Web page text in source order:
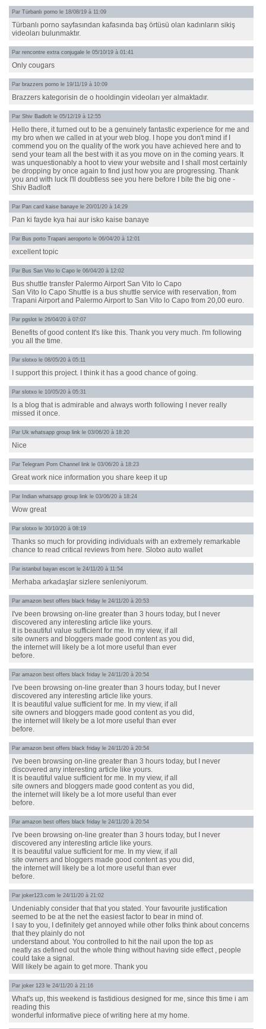
Par Türbanlı porno le 18/08/19 à 11:09
Türbanlı porno sayfasından kafasında baş örtüsü olan kadınların sikiş
videoları bulunmaktır.
Par rencontre extra conjugale le 05/10/19 à 01:41
Only cougars
Par brazzers porno le 19/11/19 à 10:09
Brazzers kategorisin de o hooldingin videoları yer almaktadır.
Par Shiv Badloft le 05/12/19 à 12:55
Hello there, it turned out to be a genuinely fantastic experience for me and
my bro when we called in at your web blog. I hope you don't mind if I
commend you on the quality of the work you have achieved here and to
send your team all the best with it as you move on in the coming years. It
was unquestionably a hoot to view your website and I shall most certainly
be dropping by once again to find just how you are progressing. Thank
you and with luck I'll doubtless see you here before I bite the big one -
Shiv Badloft
Par Pan card kaise banaye le 20/01/20 à 14:29
Pan ki fayde kya hai aur isko kaise banaye
Par Bus porto Trapani aeroporto le 06/04/20 à 12:01
excellent topic
Par Bus San Vito lo Capo le 06/04/20 à 12:02
Bus shuttle transfer Palermo Airport San Vito lo Capo
San Vito lo Capo Shuttle is a bus shuttle service with reservation, from
Trapani Airport and Palermo Airport to San Vito lo Capo from 20,00 euro.
Par pgslot le 26/04/20 à 07:07
Benefits of good content It's like this. Thank you very much. I'm following
you all the time.
Par slotxo le 08/05/20 à 05:11
I support this project. I think it has a good chance of going.
Par slotxo le 10/05/20 à 05:31
Is a blog that is admirable and always worth following I never really
missed it once.
Par Uk whatsapp group link le 03/06/20 à 18:20
Nice
Par Telegram Porn Channel link le 03/06/20 à 18:23
Great work nice information you share keep it up
Par Indian whatsapp group link le 03/06/20 à 18:24
Wow great
Par slotxo le 30/10/20 à 08:19
Thanks so much for providing individuals with an extremely remarkable
chance to read critical reviews from here. Slotxo auto wallet
Par istanbul bayan escort le 24/11/20 à 11:54
Merhaba arkadaşlar sizlere senleniyorum.
Par amazon best offers black friday le 24/11/20 à 20:53
I've been browsing on-line greater than 3 hours today, but I never
discovered any interesting article like yours.
It is beautiful value sufficient for me. In my view, if all
site owners and bloggers made good content as you did,
the internet will likely be a lot more useful than ever
before.
Par amazon best offers black friday le 24/11/20 à 20:54
I've been browsing on-line greater than 3 hours today, but I never
discovered any interesting article like yours.
It is beautiful value sufficient for me. In my view, if all
site owners and bloggers made good content as you did,
the internet will likely be a lot more useful than ever
before.
Par amazon best offers black friday le 24/11/20 à 20:54
I've been browsing on-line greater than 3 hours today, but I never
discovered any interesting article like yours.
It is beautiful value sufficient for me. In my view, if all
site owners and bloggers made good content as you did,
the internet will likely be a lot more useful than ever
before.
Par amazon best offers black friday le 24/11/20 à 20:54
I've been browsing on-line greater than 3 hours today, but I never
discovered any interesting article like yours.
It is beautiful value sufficient for me. In my view, if all
site owners and bloggers made good content as you did,
the internet will likely be a lot more useful than ever
before.
Par joker123.com le 24/11/20 à 21:02
Undeniably consider that that you stated. Your favourite justification
seemed to be at the net the easiest factor to bear in mind of.
I say to you, I definitely get annoyed while other folks think about concerns
that they plainly do not
understand about. You controlled to hit the nail upon the top as
neatly as defined out the whole thing without having side effect , people
could take a signal.
Will likely be again to get more. Thank you
Par joker 123 le 24/11/20 à 21:16
What's up, this weekend is fastidious designed for me, since this time i am
reading this
wonderful informative piece of writing here at my home.